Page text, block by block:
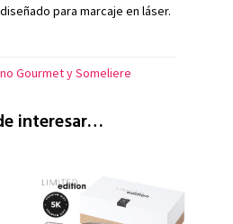
para marcaje en láser.
Gourmet y Someliere
interesar…